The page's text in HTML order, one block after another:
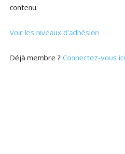
contenu.
Voir les niveaux d’adhésion
Déjà membre ? Connectez-vous ici